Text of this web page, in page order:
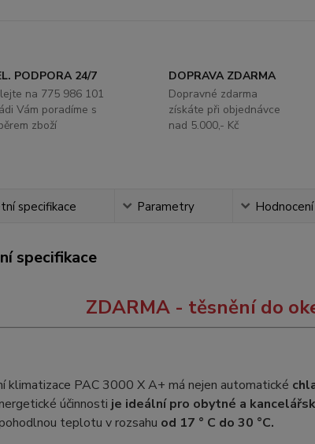
PODPORA 24/7
na 775 986 101
Vám poradíme s
zboží
DOPRAVA ZDARMA
Dopravné zdarma
získáte při objednávce
nad 5.000,- Kč
specifikace Parametry Hodnocení
specifikace
ZDARMA - těsnění do
klimatizace PAC 3000 X A+ má nejen automatické
účinnosti je ideální pro obytné a
teplotu v rozsahu od 17 ° C do 30 °C.